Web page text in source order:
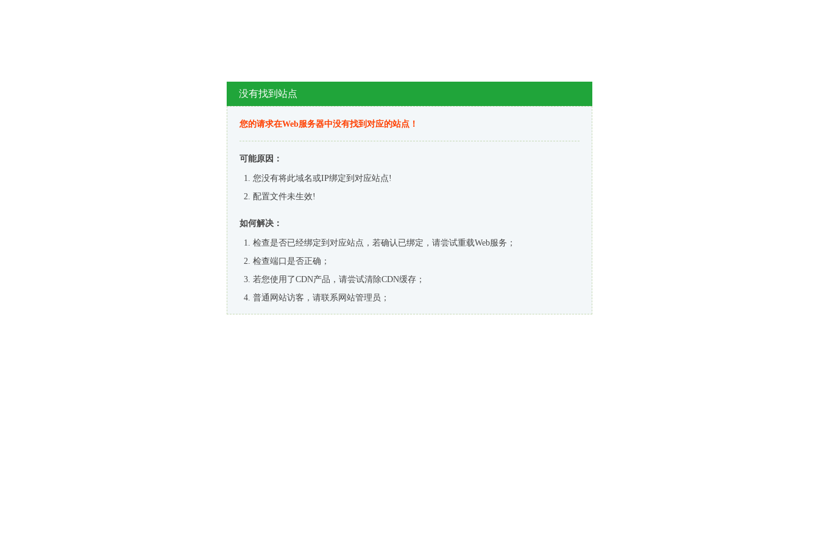
没有找到站点
您的请求在Web服务器中没有找到对应的站点！
可能原因：
您没有将此域名或IP绑定到对应站点!
配置文件未生效!
如何解决：
检查是否已经绑定到对应站点，若确认已绑定，请尝试重载Web服务；
检查端口是否正确；
若您使用了CDN产品，请尝试清除CDN缓存；
普通网站访客，请联系网站管理员；